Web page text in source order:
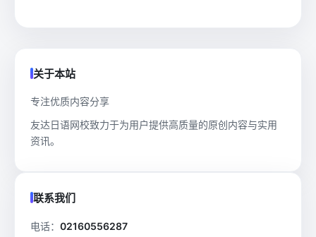
关于本站
专注优质内容分享
友达日语网校致力于为用户提供高质量的原创内容与实用
资讯。
联系我们
电话： 02160556287